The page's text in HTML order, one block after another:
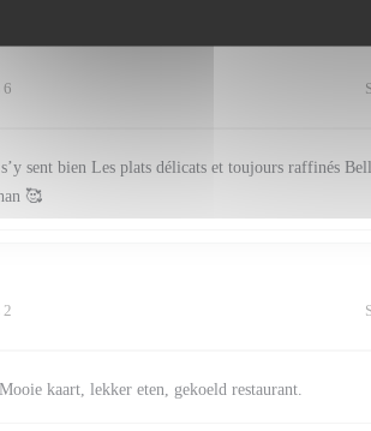
6
sent bien Les plats délicats et toujours raffinés
🥰
2
kaart, lekker eten, gekoeld restaurant.